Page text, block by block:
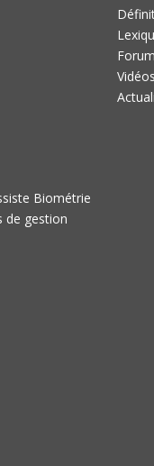
Biométrie
de gestion
Forum
Vidéos